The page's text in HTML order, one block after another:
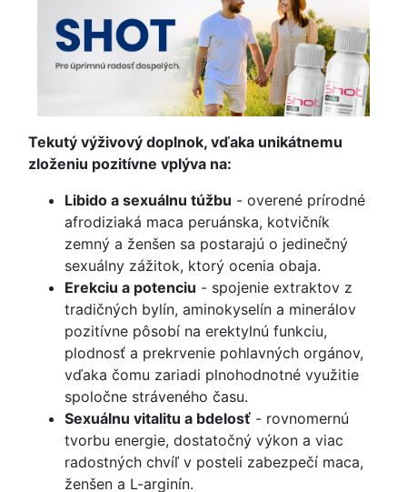
Tekutý výživový doplnok, vďaka unikátnemu
zloženiu pozitívne vplýva na:
Libido a sexuálnu túžbu - overené prírodné
afrodiziaká maca peruánska, kotvičník
zemný a ženšen sa postarajú o jedinečný
sexuálny zážitok, ktorý ocenia obaja.
Erekciu a potenciu - spojenie extraktov z
tradičných bylín, aminokyselín a minerálov
pozitívne pôsobí na erektylnú funkciu,
plodnosť a prekrvenie pohlavných orgánov,
vďaka čomu zariadi plnohodnotné využitie
spoločne stráveného času.
Sexuálnu vitalitu a bdelosť - rovnomernú
tvorbu energie, dostatočný výkon a viac
radostných chvíľ v posteli zabezpečí maca,
ženšen a L-arginín.